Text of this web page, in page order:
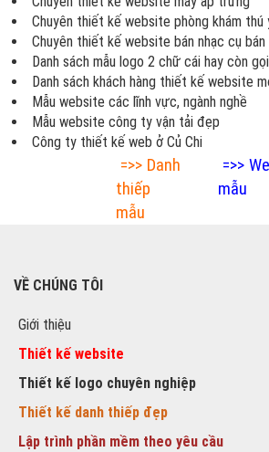
Chuyên thiết kế website phòng khám thú
Chuyên thiết kế website bán nhạc cụ bán
Danh sách mẫu logo 2 chữ cái hay còn
Danh sách khách hàng thiết kế website
Mẫu website các lĩnh vực, ngành nghề
Mẫu website công ty vận tải đẹp
Công ty thiết kế web ở Củ Chi
=>> Danh
thiếp
mẫu
=>>
mẫu
VỀ CHÚNG TÔI
Giới thiệu
Thiết kế website
Thiết kế logo chuyên nghiệp
Thiết kế danh thiếp đẹp
Lập trình phần mềm theo yêu cầu